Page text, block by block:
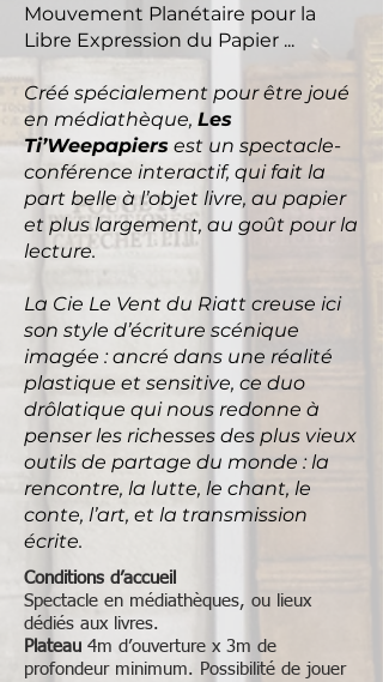
Mouvement Planétaire pour la
Libre Expression du Papier ...
Créé spécialement pour être joué
en médiathèque, Les
Ti’Weepapiers est un spectacle-
conférence interactif, qui fait la
part belle à l’objet livre, au papier
et plus largement, au goût pour la
lecture.
La Cie Le Vent du Riatt creuse ici
son style d’écriture scénique
imagée : ancré dans une réalité
plastique et sensitive, ce duo
drôlatique qui nous redonne à
penser les richesses des plus vieux
outils de partage du monde : la
rencontre, la lutte, le chant, le
conte, l’art, et la transmission
écrite.
Conditions d’accueil
Spectacle en médiathèques, ou lieux
dédiés aux livres.
Plateau 4m d’ouverture x 3m de
profondeur minimum. Possibilité de jouer